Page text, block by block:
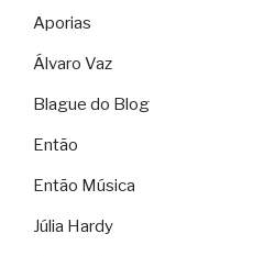
Aporias
Álvaro Vaz
Blague do Blog
Então
Então Música
Júlia Hardy